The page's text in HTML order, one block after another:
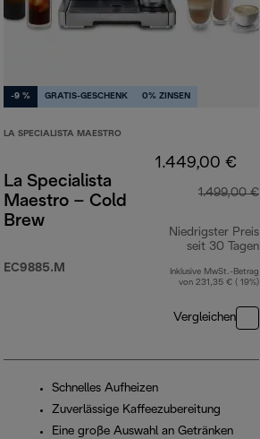
-9 % GRATIS-GESCHENK 0% ZINSEN
LA SPECIALISTA MAESTRO
La Specialista
Maestro – Cold
Brew
EC9885.M
1.449,00 €
1.499,00 €
Niedrigster Preis
seit 30 Tagen
Inklusive MwSt.-Betrag
von 231,35 € ( 19%)
Vergleichen
Schnelles Aufheizen
Zuverlässige Kaffeezubereitung
Eine große Auswahl an Getränken